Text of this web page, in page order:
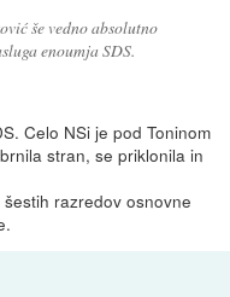
še vedno absolutno
enoumja SDS.
Celo NSi je pod Toninom
stran, se priklonila in
razredov osnovne